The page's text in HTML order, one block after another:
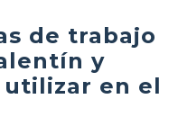
de trabajo
y
utilizar en el